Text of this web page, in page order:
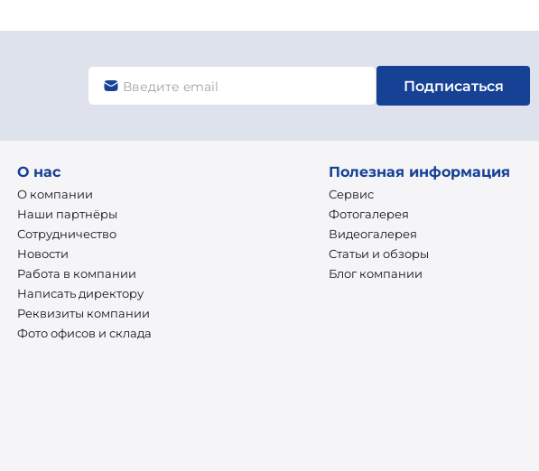
Подписаться
О нас
О компании
Наши партнёры
Сотрудничество
Новости
Работа в компании
Написать директору
Реквизиты компании
Фото офисов и склада
Полезная информация
Сервис
Фотогалерея
Видеогалерея
Статьи и обзоры
Блог компании